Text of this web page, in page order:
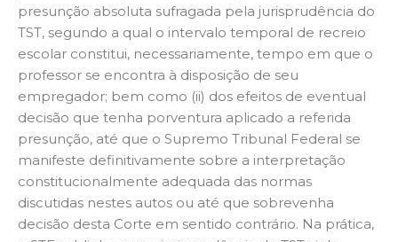
presunção absoluta sufragada pela jurisprudência do
TST, segundo a qual o intervalo temporal de recreio
escolar constitui, necessariamente, tempo em que o
professor se encontra à disposição de seu
empregador; bem como (ii) dos efeitos de eventual
decisão que tenha porventura aplicado a referida
presunção, até que o Supremo Tribunal Federal se
manifeste definitivamente sobre a interpretação
constitucionalmente adequada das normas
discutidas nestes autos ou até que sobrevenha
decisão desta Corte em sentido contrário. Na prática,